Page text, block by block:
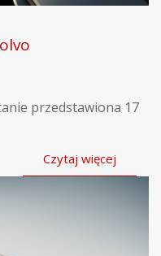
przedstawiona 17
Czytaj więcej